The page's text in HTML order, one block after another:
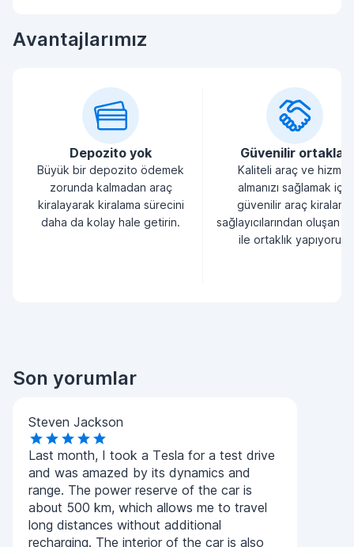
Avantajlarımız
Depozito yok
Büyük bir depozito ödemek
zorunda kalmadan araç
kiralayarak kiralama sürecini
daha da kolay hale getirin.
Güvenilir ortaklar
Kaliteli araç ve hizmet
almanızı sağlamak için
güvenilir araç kiralama
sağlayıcılarından oluşan
ile ortaklık yapıyoruz.
Son yorumlar
Steven Jackson
Last month, I took a Tesla for a test drive
and was amazed by its dynamics and
range. The power reserve of the car is
about 500 km, which allows me to travel
long distances without additional
recharging. The interior of the car is also